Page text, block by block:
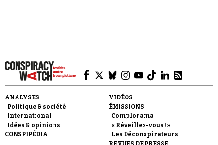
« Nouvel Ordre Mondial », les projets secrets du
Groupe de Bilderberg contre la Grèce, l'emprise de
« l'axe américano-sioniste » ou encore la main-mise
des Juifs sur le pays. Extraits :
ANALYSES
Politique & société
International
Idées & opinions
CONSPIPÉDIA
VIDÉOS
ÉMISSIONS
Complorama
« Réveillez-vous ! »
Les Déconspirateurs
REVUES DE PRESSE